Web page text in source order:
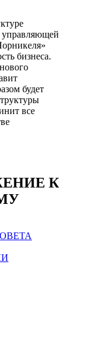
управляющей
бизнеса.
будет
все
К